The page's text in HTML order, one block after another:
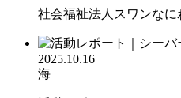
社会福祉法人スワンな
2025.10.16
海